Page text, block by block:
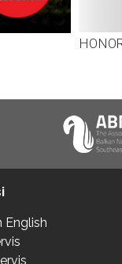
English